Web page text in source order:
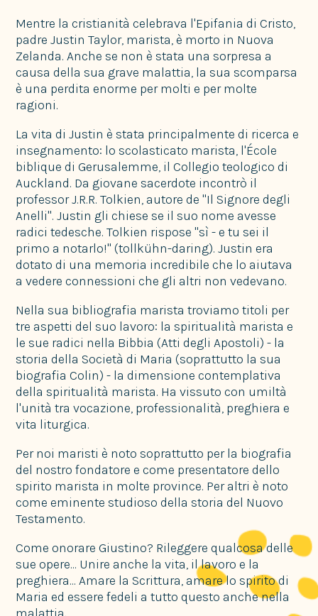
Mentre la cristianità celebrava l'Epifania di Cristo,
padre Justin Taylor, marista, è morto in Nuova
Zelanda. Anche se non è stata una sorpresa a
causa della sua grave malattia, la sua scomparsa
è una perdita enorme per molti e per molte
ragioni.
La vita di Justin è stata principalmente di ricerca e
insegnamento: lo scolasticato marista, l'École
biblique di Gerusalemme, il Collegio teologico di
Auckland. Da giovane sacerdote incontrò il
professor J.R.R. Tolkien, autore de "Il Signore degli
Anelli". Justin gli chiese se il suo nome avesse
radici tedesche. Tolkien rispose "sì - e tu sei il
primo a notarlo!" (tollkühn-daring). Justin era
dotato di una memoria incredibile che lo aiutava
a vedere connessioni che gli altri non vedevano.
Nella sua bibliografia marista troviamo titoli per
tre aspetti del suo lavoro: la spiritualità marista e
le sue radici nella Bibbia (Atti degli Apostoli) - la
storia della Società di Maria (soprattutto la sua
biografia Colin) - la dimensione contemplativa
della spiritualità marista. Ha vissuto con umiltà
l'unità tra vocazione, professionalità, preghiera e
vita liturgica.
Per noi maristi è noto soprattutto per la biografia
del nostro fondatore e come presentatore dello
spirito marista in molte province. Per altri è noto
come eminente studioso della storia del Nuovo
Testamento.
Come onorare Giustino? Rileggere qualcosa delle
sue opere... Unire anche la vita, il lavoro e la
preghiera... Amare la Scrittura, amare lo spirito di
Maria ed essere fedeli a tutto questo anche nella
malattia.